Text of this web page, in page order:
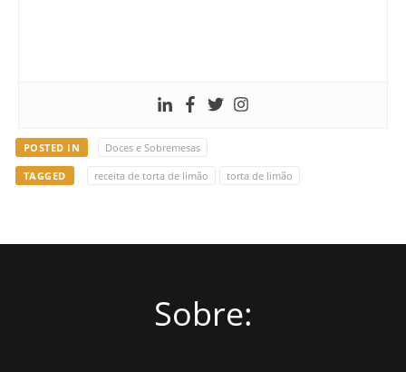
POSTED IN Doces e Sobremesas
TAGGED receita de torta de limão torta de limão
Sobre: